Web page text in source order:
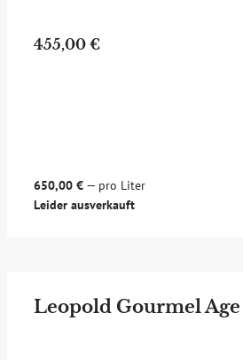
455,00 €
650,00 € — pro Liter
Leider ausverkauft
Leopold Gourmel Age